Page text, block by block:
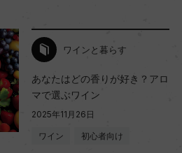
ワインと暮らす
あなたはどの香りが好き？アロ
マで選ぶワイン
2025年11月26日
ワイン 初心者向け